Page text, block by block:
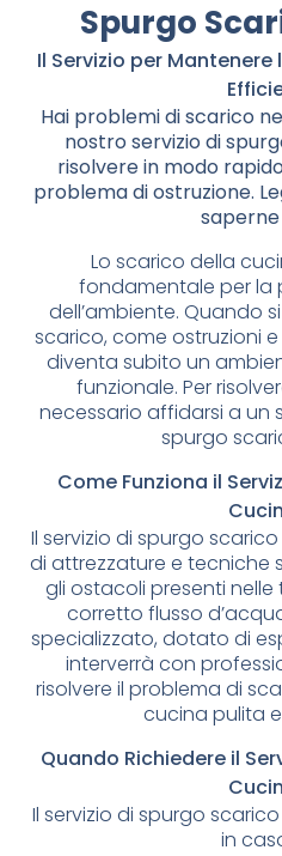
Spurgo
Il Servizio per
Hai problemi di scarico
nostro servizio di
risolvere in modo
problema di ostruzione.
saperne
Lo scarico della
fondamentale per la
dell’ambiente. Quando
scarico, come ostruzioni
diventa subito un
funzionale. Per
necessario affidarsi a un
spurgo
Come Funziona il
Il servizio di spurgo
di attrezzature e tecniche
gli ostacoli presenti nelle
corretto flusso
specializzato, dotato di
interverrà con
risolvere il problema di
cucina pulita
Quando Richiedere il
Il servizio di spurgo
in